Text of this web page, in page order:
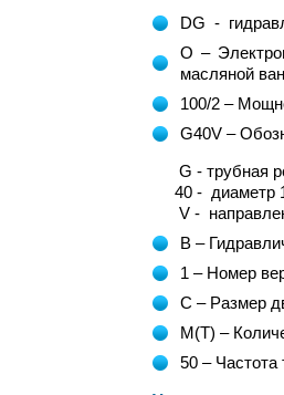
DG -
О –
масляной
100/2 –
G40V –
G - трубная
40 - диаметр
V - направление
В –
1 – Номер
С – Размер
М(Т) –
50 – Частота